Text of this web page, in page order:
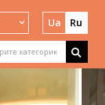
Ua Ru